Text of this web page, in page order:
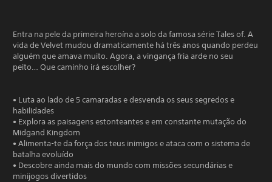
Entra na pele da primeira heroína a solo da famosa série Tales of. A
vida de Velvet mudou dramaticamente há três anos quando perdeu
alguém que amava muito. Agora, a vingança fria arde no seu
peito… Que caminho irá escolher?
• Luta ao lado de 5 camaradas e desvenda os seus segredos e
habilidades
• Explora as paisagens estonteantes e em constante mutação do
Midgand Kingdom
• Alimenta-te da força dos teus inimigos e ataca com o sistema de
batalha evoluído
• Descobre ainda mais do mundo com missões secundárias e
minijogos divertidos